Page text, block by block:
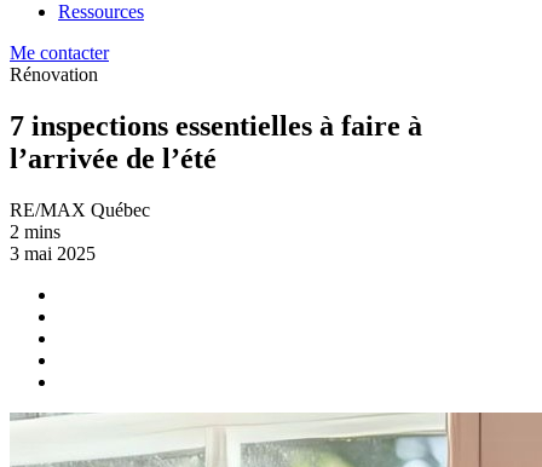
Ressources
Me contacter
Rénovation
7 inspections essentielles à faire à
l’arrivée de l’été
RE/MAX Québec
2 mins
3 mai 2025